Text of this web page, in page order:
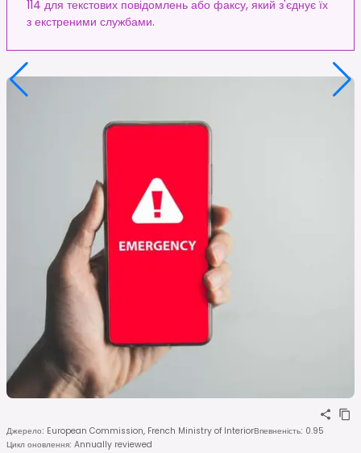
114 для текстових повідомлень або факсу, який з'єднує їх
з екстреними службами.
Джерело: European Commission, French Ministry of InteriorВпевненість: 0.95
Цикл оновлення: Annually reviewed